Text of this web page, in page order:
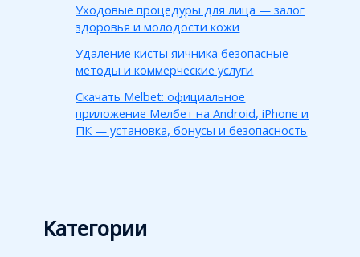
Уходовые процедуры для лица — залог
здоровья и молодости кожи
Удаление кисты яичника безопасные
методы и коммерческие услуги
Скачать Melbet: официальное
приложение Мелбет на Android, iPhone и
ПК — установка, бонусы и безопасность
Категории